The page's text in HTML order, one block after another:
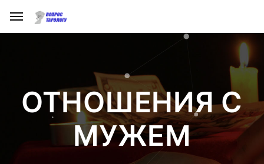
ОТНОШЕНИЯ С
МУЖЕМ